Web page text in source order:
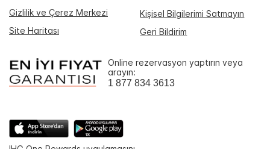
Gizlilik ve Çerez Merkezi
Kişisel Bilgilerimi Satmayın
Site Haritası
Geri Bildirim
Online rezervasyon yaptırın veya
arayın:
1 877 834 3613